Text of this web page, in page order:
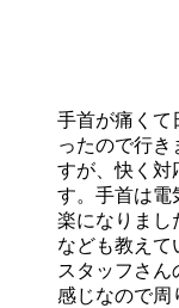
手首が痛くて
ったので行
すが、快く対
す。手首は電
楽になりまし
なども教えて
スタッフさん
感じなので周